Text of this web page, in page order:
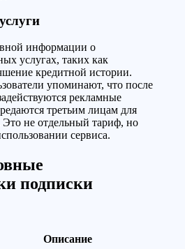
информации о
услугах, таких как
кредитной истории.
упоминают, что после
рекламные
третьим лицам для
не отдельный тариф, но
сервиса.
подписки
Описание